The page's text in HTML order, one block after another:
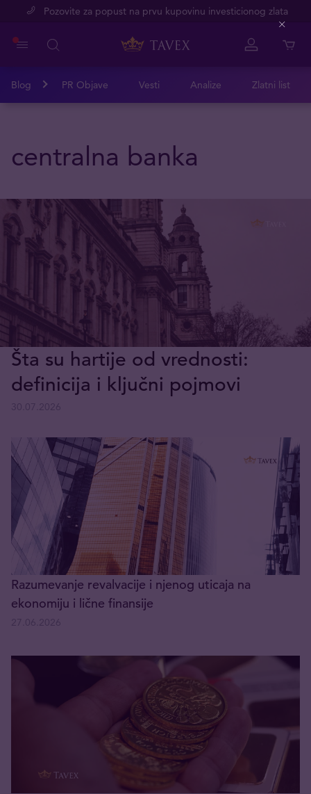
Pozovite za popust na prvu kupovinu investicionog zlata
Blog PR Objave Vesti Analize Zlatni list
centralna banka
Šta su hartije od vrednosti:
definicija i ključni pojmovi
Razumevanje revalvacije i njenog uticaja na
ekonomiju i lične finansije
Close